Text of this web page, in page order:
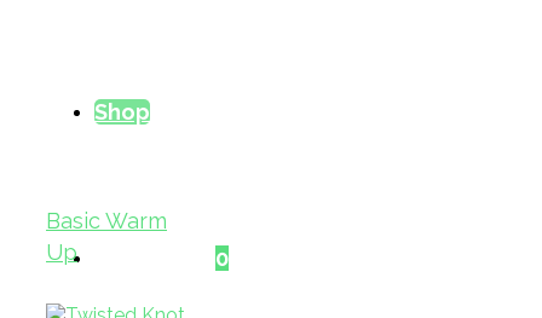
Shop
0
Basic Warm
Up